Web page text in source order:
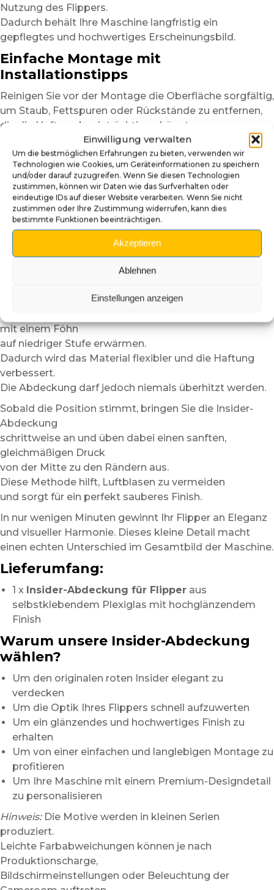
Einwilligung verwalten
Um die bestmöglichen Erfahrungen zu bieten, verwenden wir
Technologien wie Cookies, um Geräteinformationen zu speichern
und/oder darauf zuzugreifen. Wenn Sie diesen Technologien
zustimmen, können wir Daten wie das Surfverhalten oder
eindeutige IDs auf dieser Website verarbeiten. Wenn Sie nicht
zustimmen oder Ihre Zustimmung widerrufen, kann dies
bestimmte Funktionen beeinträchtigen.
Akzeptieren
Ablehnen
Einstellungen anzeigen
Nutzung des Flippers.
Dadurch behält Ihre Maschine langfristig ein
gepflegtes und hochwertiges Erscheinungsbild.
Einfache Montage mit
Installationstipps
Reinigen Sie vor der Montage die Oberfläche sorgfältig,
um Staub, Fettspuren oder Rückstände zu entfernen,
die die Haftung beeinträchtigen könnten.
Eine saubere Oberfläche sorgt für ein gleichmäßigeres
und langlebigeres Ergebnis.
Positionieren Sie die Insider-Abdeckung zunächst
trocken,
um die Ausrichtung zu überprüfen.
Dank der halbsteifen Struktur lässt sich das
selbstklebende Plexiglas
einfacher handhaben als herkömmliche Klebefolie.
Für eine noch einfachere Montage empfehlen wir,
können Sie die Oberfläche oder den Kleber vorsichtig
mit einem Föhn
auf niedriger Stufe erwärmen.
Dadurch wird das Material flexibler und die Haftung
verbessert.
Die Abdeckung darf jedoch niemals überhitzt werden.
Sobald die Position stimmt, bringen Sie die Insider-
Abdeckung
schrittweise an und üben dabei einen sanften,
gleichmäßigen Druck
von der Mitte zu den Rändern aus.
Diese Methode hilft, Luftblasen zu vermeiden
und sorgt für ein perfekt sauberes Finish.
In nur wenigen Minuten gewinnt Ihr Flipper an Eleganz
und visueller Harmonie. Dieses kleine Detail macht
einen echten Unterschied im Gesamtbild der Maschine.
Lieferumfang:
1 x Insider-Abdeckung für Flipper aus
selbstklebendem Plexiglas mit hochglänzendem
Finish
Warum unsere Insider-Abdeckung
wählen?
Um den originalen roten Insider elegant zu
verdecken
Um die Optik Ihres Flippers schnell aufzuwerten
Um ein glänzendes und hochwertiges Finish zu
erhalten
Um von einer einfachen und langlebigen Montage zu
profitieren
Um Ihre Maschine mit einem Premium-Designdetail
zu personalisieren
Hinweis:Die Motive werden in kleinen Serien
produziert.
Leichte Farbabweichungen können je nach
Produktionscharge,
Bildschirmeinstellungen oder Beleuchtung der